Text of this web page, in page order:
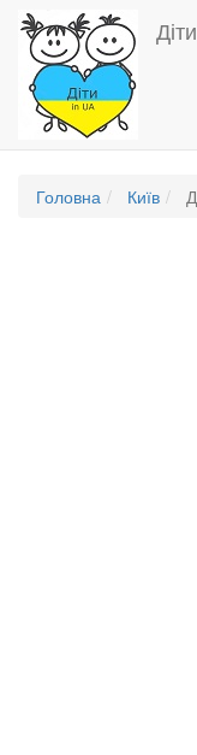
Перейти
основного
вмісту
Головна Київ